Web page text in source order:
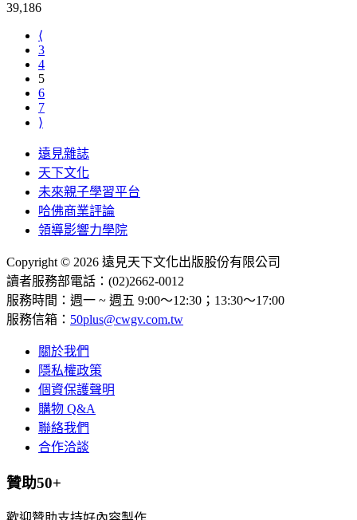
39,186
⟨
3
4
5
6
7
⟩
遠見雜誌
天下文化
未來親子學習平台
哈佛商業評論
領導影響力學院
Copyright © 2026 遠見天下文化出版股份有限公司
讀者服務部電話：(02)2662-0012
服務時間：週一 ~ 週五 9:00～12:30；13:30～17:00
服務信箱： 50plus@cwgv.com.tw
關於我們
隱私權政策
個資保護聲明
購物 Q&A
聯絡我們
合作洽談
贊助50+